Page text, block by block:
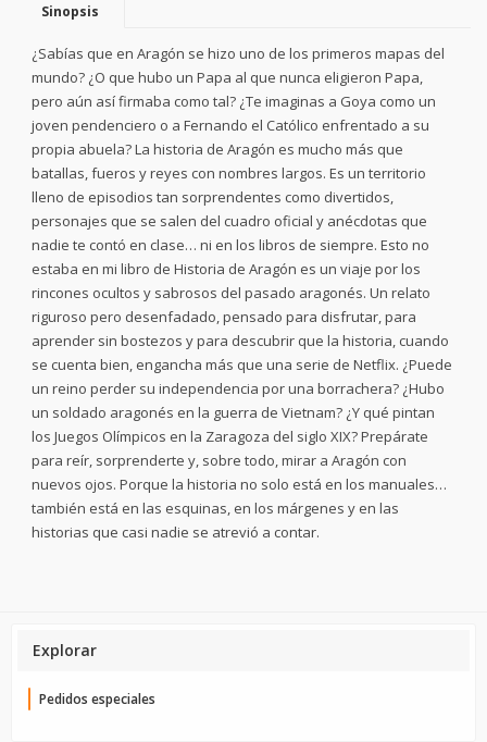
Sinopsis
¿Sabías que en Aragón se hizo uno de los primeros mapas del
mundo? ¿O que hubo un Papa al que nunca eligieron Papa,
pero aún así firmaba como tal? ¿Te imaginas a Goya como un
joven pendenciero o a Fernando el Católico enfrentado a su
propia abuela? La historia de Aragón es mucho más que
batallas, fueros y reyes con nombres largos. Es un territorio
lleno de episodios tan sorprendentes como divertidos,
personajes que se salen del cuadro oficial y anécdotas que
nadie te contó en clase… ni en los libros de siempre. Esto no
estaba en mi libro de Historia de Aragón es un viaje por los
rincones ocultos y sabrosos del pasado aragonés. Un relato
riguroso pero desenfadado, pensado para disfrutar, para
aprender sin bostezos y para descubrir que la historia, cuando
se cuenta bien, engancha más que una serie de Netflix. ¿Puede
un reino perder su independencia por una borrachera? ¿Hubo
un soldado aragonés en la guerra de Vietnam? ¿Y qué pintan
los Juegos Olímpicos en la Zaragoza del siglo XIX? Prepárate
para reír, sorprenderte y, sobre todo, mirar a Aragón con
nuevos ojos. Porque la historia no solo está en los manuales…
también está en las esquinas, en los márgenes y en las
historias que casi nadie se atrevió a contar.
Explorar
Pedidos especiales